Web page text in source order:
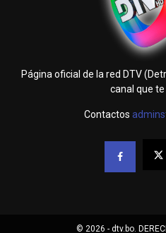
Página oficial de la red DTV
canal que te
Contactos
© 2026 - dtv.bo.